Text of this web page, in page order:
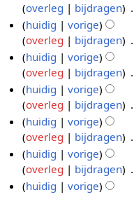
2
1
n
b
e
w
e
r
k
i
n
g
s
s
a
u
2
1
e
e
n
b
e
w
e
r
k
i
n
g
s
7
e
2
1
overleg
bijdragen
G
e
e
n
b
e
w
e
r
k
i
n
m
0
0
huidig vorige
overleg
bijdragen
G
e
e
n
b
e
w
e
r
k
m
0
0
huidig vorige
overleg
bijdragen
G
e
e
n
b
e
w
huidig vorige
overleg
bijdragen
G
e
e
n
b
huidig vorige
overleg
bijdragen
G
e
e
huidig vorige
overleg
bijdragen
Ghuidig vorige